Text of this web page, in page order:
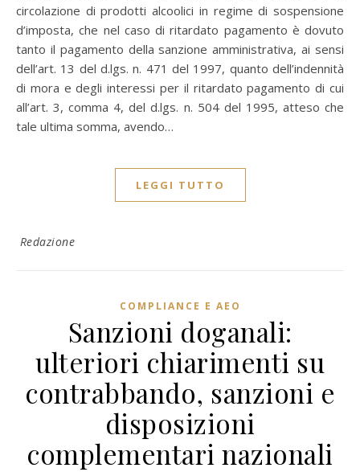
circolazione di prodotti alcoolici in regime di sospensione
d’imposta, che nel caso di ritardato pagamento è dovuto
tanto il pagamento della sanzione amministrativa, ai sensi
dell’art. 13 del d.lgs. n. 471 del 1997, quanto dell’indennità
di mora e degli interessi per il ritardato pagamento di cui
all’art. 3, comma 4, del d.lgs. n. 504 del 1995, atteso che
tale ultima somma, avendo…
LEGGI TUTTO
Redazione
COMPLIANCE E AEO
Sanzioni doganali:
ulteriori chiarimenti su
contrabbando, sanzioni e
disposizioni
complementari nazionali